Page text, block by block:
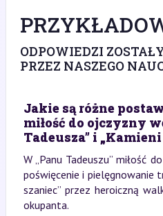
ODPOWIEDZI
PRZEZ NASZEGO
Jakie są różne
miłość do ojczyzny
Tadeusza” i
W „Panu Tadeuszu” miłość
poświęcenie i pielęgnowanie
szaniec” przez heroiczną
okupanta.